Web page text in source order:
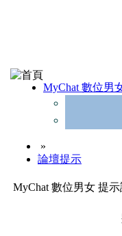
MyChat 數位男
»
論壇提示
MyChat 數位男女 提示